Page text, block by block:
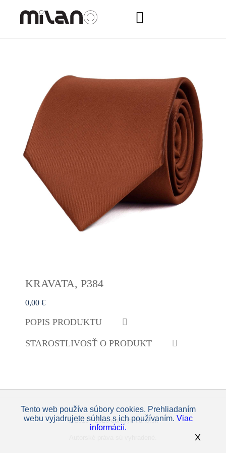
KRAVATA, P384
0,00 €
POPIS PRODUKTU
STAROSTLIVOSŤ O PRODUKT
© 2018 - 2026 oblekymilano.sk
Tento web používa súbory cookies. Prehliadaním
webu vyjadrujete súhlas s ich používaním. Viac
informácií.
X